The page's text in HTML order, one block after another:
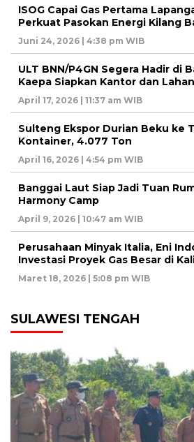
ISOG Capai Gas Pertama
Perkuat Pasokan Energi Kilang
Juni 24, 2026 | 4:38 pm WIB
ULT BNN/P4GN Segera Hadir di
Kaepa Siapkan Kantor dan Lahan
April 17, 2026 | 11:37 am WIB
Sulteng Ekspor Durian Beku ke
Kontainer, 4.077 Ton
April 16, 2026 | 4:54 pm WIB
Banggai Laut Siap Jadi Tuan
Harmony Camp
April 9, 2026 | 10:47 am WIB
Perusahaan Minyak Italia, Eni
Investasi Proyek Gas Besar di
Maret 18, 2026 | 5:08 pm WIB
SULAWESI TENGAH